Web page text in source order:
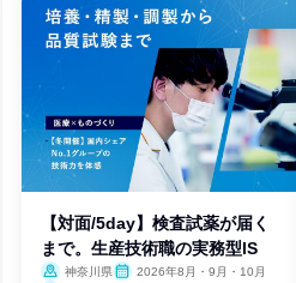
【対面/5day】検査試薬が届く
まで。生産技術職の実務型IS
神奈川県
2026年8月・9月・10月